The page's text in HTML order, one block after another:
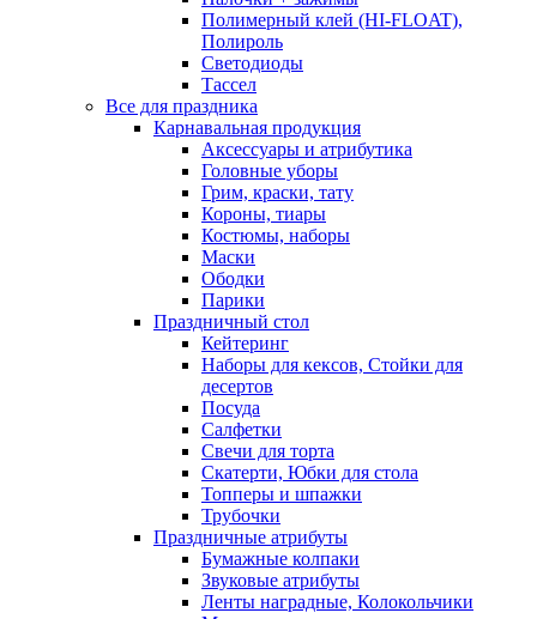
Полимерный клей (HI-FLOAT),
Полироль
Светодиоды
Тассел
Все для праздника
Карнавальная продукция
Аксессуары и атрибутика
Головные уборы
Грим, краски, тату
Короны, тиары
Костюмы, наборы
Маски
Ободки
Парики
Праздничный стол
Кейтеринг
Наборы для кексов, Стойки для
десертов
Посуда
Салфетки
Свечи для торта
Скатерти, Юбки для стола
Топперы и шпажки
Трубочки
Праздничные атрибуты
Бумажные колпаки
Звуковые атрибуты
Ленты наградные, Колокольчики